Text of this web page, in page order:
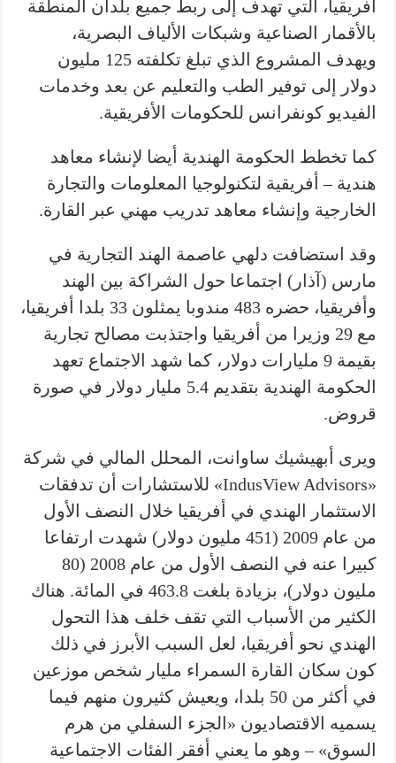
أفريقيا، التي تهدف إلى ربط جميع بلدان المنطقة
بالأقمار الصناعية وشبكات الألياف البصرية،
ويهدف المشروع الذي تبلغ تكلفته 125 مليون
دولار إلى توفير الطب والتعليم عن بعد وخدمات
الفيديو كونفرانس للحكومات الأفريقية.
كما تخطط الحكومة الهندية أيضا لإنشاء معاهد
هندية – أفريقية لتكنولوجيا المعلومات والتجارة
الخارجية وإنشاء معاهد تدريب مهني عبر القارة.
وقد استضافت دلهي عاصمة الهند التجارية في
مارس (آذار) اجتماعا حول الشراكة بين الهند
وأفريقيا، حضره 483 مندوبا يمثلون 33 بلدا أفريقيا،
مع 29 وزيرا من أفريقيا واجتذبت مصالح تجارية
بقيمة 9 مليارات دولار، كما شهد الاجتماع تعهد
الحكومة الهندية بتقديم 5.4 مليار دولار في صورة
قروض.
ويرى أبهيشيك ساوانت، المحلل المالي في شركة
«IndusView Advisors» للاستشارات أن تدفقات
الاستثمار الهندي في أفريقيا خلال النصف الأول
من عام 2009 (451 مليون دولار) شهدت ارتفاعا
كبيرا عنه في النصف الأول من عام 2008 (80
مليون دولار)، بزيادة بلغت 463.8 في المائة. هناك
الكثير من الأسباب التي تقف خلف هذا التحول
الهندي نحو أفريقيا، لعل السبب الأبرز في ذلك
كون سكان القارة السمراء مليار شخص موزعين
في أكثر من 50 بلدا، ويعيش كثيرون منهم فيما
يسميه الاقتصاديون «الجزء السفلي من هرم
السوق» – وهو ما يعني أفقر الفئات الاجتماعية